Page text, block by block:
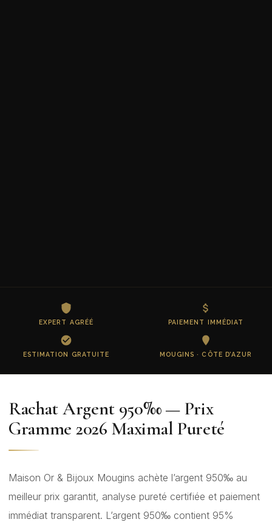
EXPERT AGRÉÉ PAIEMENT IMMÉDIAT
ESTIMATION GRATUITE MOUGINS · CÔTE D’AZUR
Rachat Argent 950‰ — Prix
Gramme 2026 Maximal Pureté
Maison Or & Bijoux Mougins achète l’argent 950‰ au
meilleur prix garantit, analyse pureté certifiée et paiement
immédiat transparent. L’argent 950‰ contient 95%